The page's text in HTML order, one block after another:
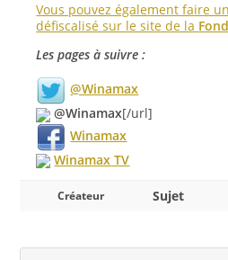
Vous pouvez également faire
défiscalisé sur le site de la
Les pages à suivre :
@Winamax
@Winamax[/url]
Winamax
Winamax TV
Créateur Sujet